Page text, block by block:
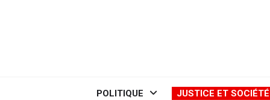
POLITIQUE JUSTICE ET SOCIÉTÉ